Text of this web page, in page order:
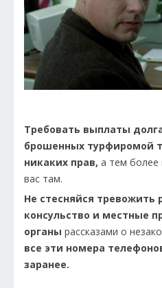
Требовать выплаты
брошенных турфиромой
никаких прав, а тем более
вас там.
Не стесняйся тревожить
консульство и местные
органы рассказами о
все эти номера
заранее.